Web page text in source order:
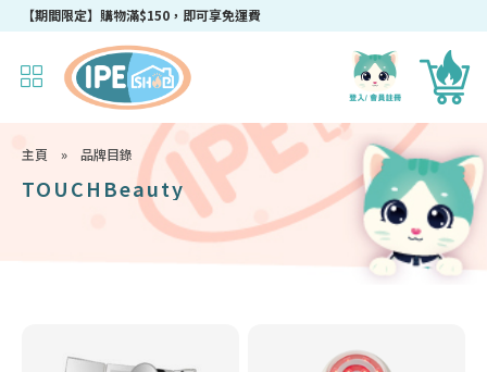
【期間限定】購物滿$150，即可享免運費
成為IPEshop會員，新會員即可獲得迎新$50購物優惠碼！
主頁 » 品牌目錄
TOUCHBeauty